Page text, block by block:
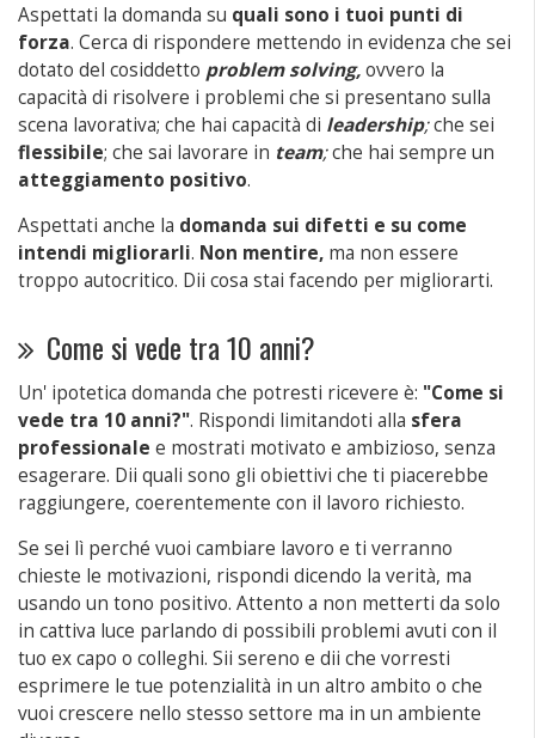
Aspettati la domanda su quali sono i tuoi punti di
forza. Cerca di rispondere mettendo in evidenza che sei
dotato del cosiddetto problem solving,ovvero la
capacità di risolvere i problemi che si presentano sulla
scena lavorativa; che hai capacità di leadership;che sei
flessibile; che sai lavorare in team;che hai sempre un
atteggiamento positivo.
Aspettati anche la domanda sui difetti e su come
intendi migliorarli. Non mentire, ma non essere
troppo autocritico. Dii cosa stai facendo per migliorarti.
Come si vede tra 10 anni?
Un' ipotetica domanda che potresti ricevere è: "Come si
vede tra 10 anni?". Rispondi limitandoti alla sfera
professionale e mostrati motivato e ambizioso, senza
esagerare. Dii quali sono gli obiettivi che ti piacerebbe
raggiungere, coerentemente con il lavoro richiesto.
Se sei lì perché vuoi cambiare lavoro e ti verranno
chieste le motivazioni, rispondi dicendo la verità, ma
usando un tono positivo. Attento a non metterti da solo
in cattiva luce parlando di possibili problemi avuti con il
tuo ex capo o colleghi. Sii sereno e dii che vorresti
esprimere le tue potenzialità in un altro ambito o che
vuoi crescere nello stesso settore ma in un ambiente